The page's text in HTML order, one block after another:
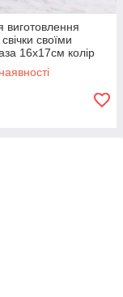
виготовлення
своїми
16х17см колір